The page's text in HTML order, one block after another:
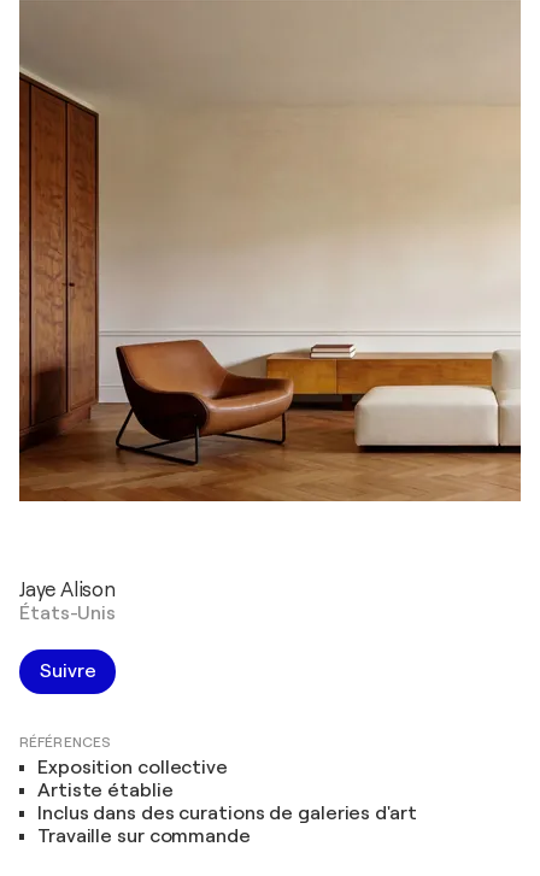
Jaye Alison
États-Unis
Suivre
RÉFÉRENCES
Exposition collective
Artiste établie
Inclus dans des curations de galeries d'art
Travaille sur commande